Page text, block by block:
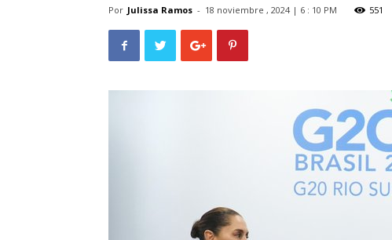
Por Julissa Ramos - 18 noviembre , 2024 | 6 : 10 PM 551